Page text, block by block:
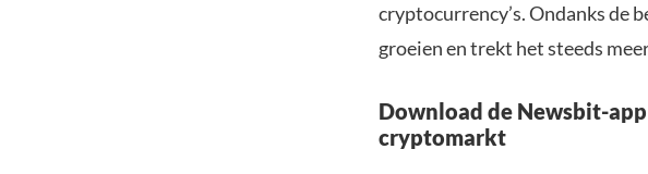
cryptocurrency’s. Ondanks de
groeien en trekt het steeds
Download de Newsbit-
cryptomarkt